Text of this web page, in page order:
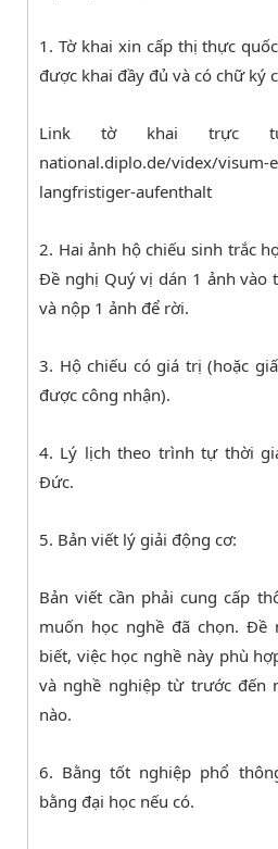
1. Tờ khai xin cấp thị thực
được khai đầy đủ và có chữ ký
Link tờ khai trực
national.diplo.de/videx/visum-
langfristiger-aufenthalt
2. Hai ảnh hộ chiếu sinh trắc
Đề nghị Quý vị dán 1 ảnh vào
và nộp 1 ảnh để rời.
3. Hộ chiếu có giá trị (hoặc
được công nhận).
4. Lý lịch theo trình tự thời
Đức.
5. Bản viết lý giải động cơ:
Bản viết cần phải cung cấp
muốn học nghề đã chọn. Đề
biết, việc học nghề này phù
và nghề nghiệp từ trước đến
nào.
6. Bằng tốt nghiệp phổ
bằng đại học nếu có.